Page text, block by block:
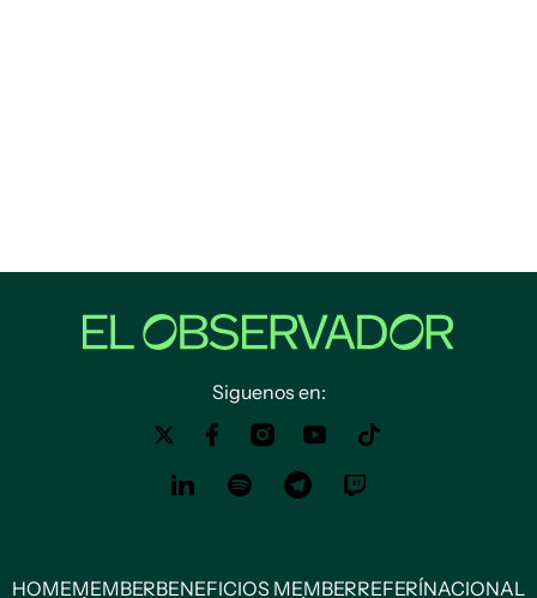
Siguenos en:
HOMEMEMBERBENEFICIOS MEMBERREFERÍNACIONAL